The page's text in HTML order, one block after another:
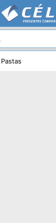
de
Pastas